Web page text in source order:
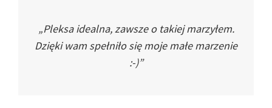
„Pleksa idealna, zawsze o takiej marzyłem.
Dzięki wam spełniło się moje małe marzenie
:-)”